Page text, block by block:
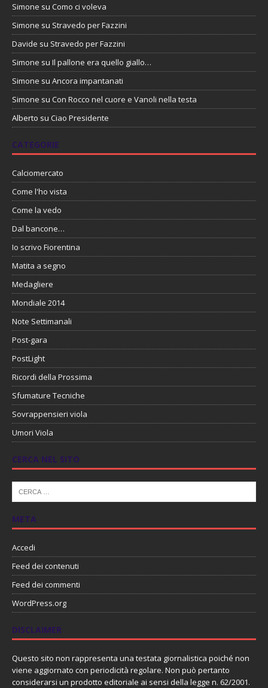
Simone su Como ci voleva
Simone su Stravedo per Fazzini
Davide su Stravedo per Fazzini
Simone su Il pallone era quello giallo…
Simone su Ancora impantanati
Simone su Con Rocco nel cuore e Vanoli nella testa
Alberto su Ciao Presidente
CATEGORIE
Calciomercato
Come l'ho vista
Come la vedo
Dal bancone…
Io scrivo Fiorentina
Matita a segno
Medagliere
Mondiale 2014
Note Settimanali
Post-gara
PostLight
Ricordi della Prossima
Sfumature Tecniche
Sovrappensieri viola
Umori Viola
CERCA NEL SITO
META
Accedi
Feed dei contenuti
Feed dei commenti
WordPress.org
DISCLAIMER
Questo sito non rappresenta una testata giornalistica poiché non
viene aggiornato con periodicità regolare. Non può pertanto
considerarsi un prodotto editoriale ai sensi della legge n. 62/2001.